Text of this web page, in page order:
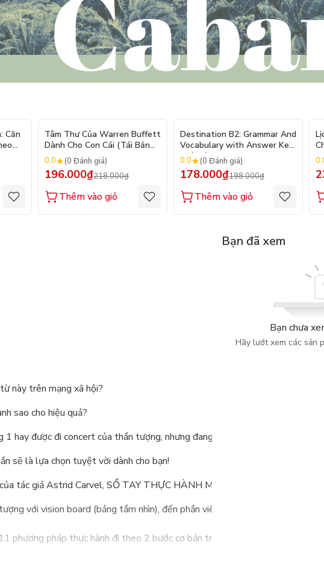
Căn
- 10%
Tâm Thư Của Warren Buffett
Dành Cho Con Cái (Tái Bản
2026)
0.0 (0 Đánh giá)
196.000₫218.000₫
Thêm vào giỏ
- 10%
Destination B2: Grammar And
Vocabulary with Answer Key
(Tái Bản 2025)
0.0 (0 Đánh giá)
178.000₫198.000₫
Thêm vào giỏ
này trên mạng xã hội?
sao cho hiệu quả?
hay được đi concert của thần tượng, nhưng đang phân vân giữa rất nhiều các
sẽ là lựa chọn tuyệt vời dành cho bạn!
tác giả Astrid Carvel, SỔ TAY THỰC HÀNH MANIFEST với trình bày
với vision board (bảng tầm nhìn), đến phần viết ra những mong muốn với
pháp thực hành đi theo 2 bước cơ bản trong lộ trình manifest:
Bạn đã xem
Bạn chưa
Hãy lướt xem các sản